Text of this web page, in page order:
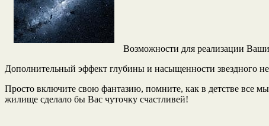
Возможности для реализации
Дополнительный эффект глубины и насыщенности звездного
Просто включите свою фантазию, помните, как в детстве все
жилище сделало бы Вас чуточку счастливей!